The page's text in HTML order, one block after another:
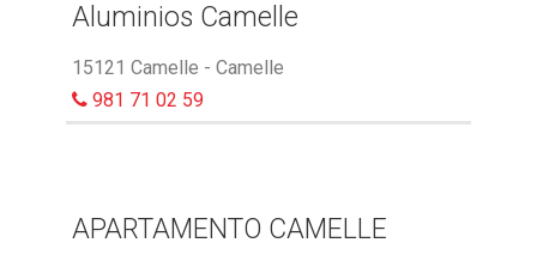
Aluminios Camelle
15121 Camelle - Camelle
981 71 02 59
APARTAMENTO CAMELLE